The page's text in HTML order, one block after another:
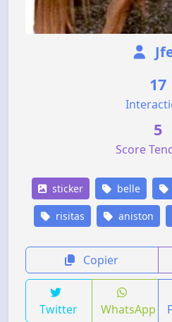
17
5
Score
sticker belle
risitas aniston
Copier
Twitter WhatsApp